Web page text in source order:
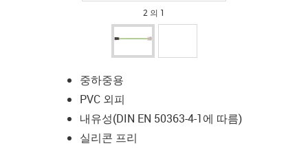
2 의 1
중하중용
PVC 외피
내유성(DIN EN 50363-4-1에 따름)
실리콘 프리